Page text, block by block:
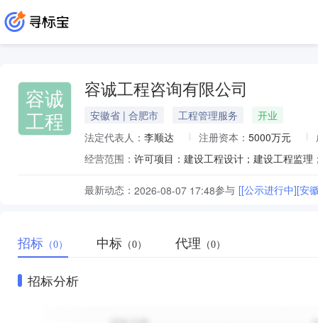
容诚
工程
容诚工程咨询有限公司
安徽省 | 合肥市 工程管理服务
开业
法定代表人： 李顺达 注册资本： 5000万元
经营范围：
最新动态： 2026-08-07 17:48参与
招标 （0） 中标 （0） 代理 （0）
招标分析